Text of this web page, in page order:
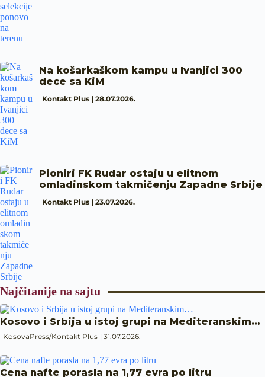
Na košarkaškom kampu u Ivanjici 300
dece sa KiM
Kontakt Plus 28.07.2026.
Pioniri FK Rudar ostaju u elitnom
omladinskom takmičenju Zapadne Srbije
Kontakt Plus 23.07.2026.
Najčitanije na sajtu
Kosovo i Srbija u istoj grupi na Mediteranskim…
KosovaPress/Kontakt Plus 31.07.2026.
Cena nafte porasla na 1,77 evra po litru